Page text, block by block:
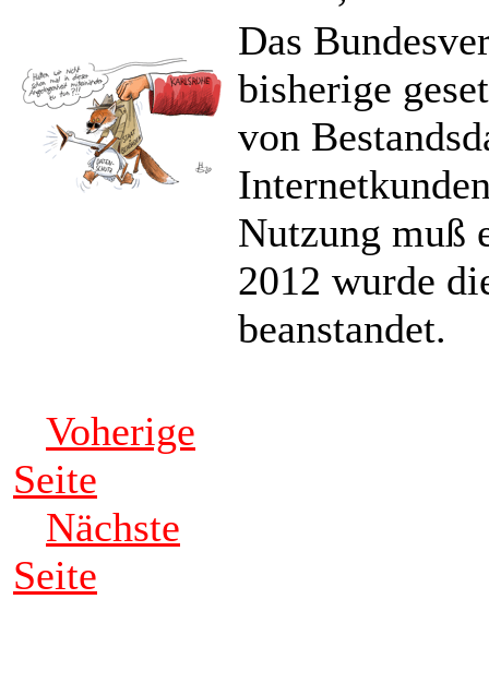
Das
bisherige
von
Nutzung muß
2012 wurde
beanstandet.
Voherige
Seite
Nächste
Seite